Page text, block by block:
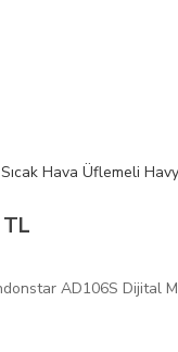
Hava Üflemeli